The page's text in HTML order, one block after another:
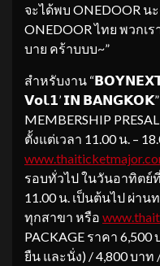
จะได้พบ ONEDOOR
ONEDOOR ไทย พวกเ
บาย คร้าบบบ~”
สำหรับงาน
𝗩𝗼𝗹.𝟭’ 𝗜𝗡 𝗕𝗔𝗡𝗚𝗞𝗢𝗞”
MEMBERSHIP
ตั้งแต่เวลา 11.00 น. –
รอบทั่วไป ในวันอาทิตย์
11.00 น. เป็นต้นไป ผ่าน
ทุกสาขา หรือ
PACKAGE ราคา
ยืน และนั่ง) / 4,800 บาท